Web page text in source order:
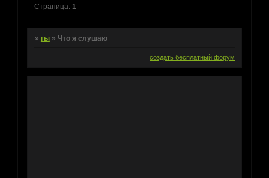
Страница: 1
» гы » Что я слушаю
создать бесплатный форум